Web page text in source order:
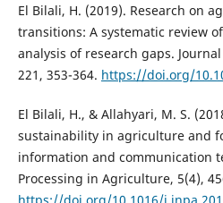
El Bilali, H. (2019). Research on
transitions: A systematic review
analysis of research gaps.
221, 353-364. https://doi.org/
El Bilali, H., & Allahyari, M. S.
sustainability in agriculture and
information and communication
Processing in Agriculture, 5(4),